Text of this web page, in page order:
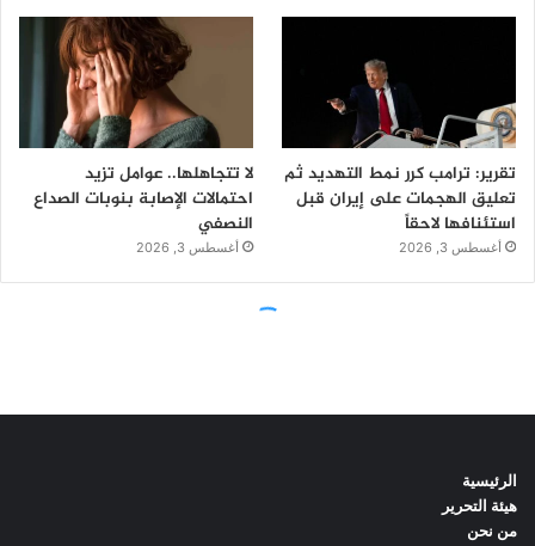
الرئيسية
هيئة التحرير
من نحن